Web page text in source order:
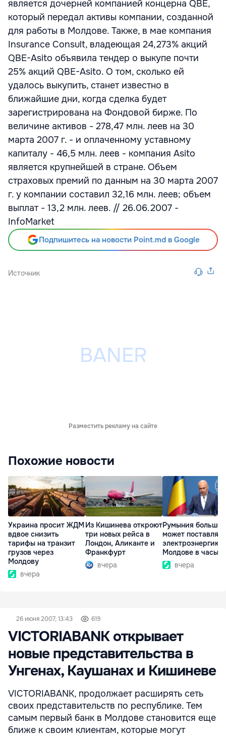
является дочерней компанией концерна QBE,
который передал активы компании, созданной
для работы в Молдове. Также, в мае компания
Insurance Consult, владеющая 24,273% акций
QBE-Asito объявила тендер о выкупе почти
25% акций QBE-Asito. О том, сколько ей
удалось выкупить, станет известно в
ближайшие дни, когда сделка будет
зарегистрирована на Фондовой бирже. По
величине активов - 278,47 млн. леев на 30
марта 2007 г. - и оплаченному уставному
капиталу - 46,5 млн. леев - компания Asito
является крупнейшей в стране. Объем
страховых премий по данным на 30 марта 2007
г. у компании составил 32,16 млн. леев; объем
выплат - 13,2 млн. леев. // 26.06.2007 -
InfoMarket
Подпишитесь на новости Point.md в Google
Источник
Разместить рекламу на сайте
Похожие новости
Украина просит ЖДМ
вдвое снизить
тарифы на транзит
грузов через
Молдову
вчера
Из Кишинева откроют
три новых рейса в
Лондон, Аликанте и
Франкфурт
вчера
Румыния больше
может поставлять
электроэнергию
Молдове в часы
вчера
26 июня 2007, 13:43 619
VICTORIABANK открывает
новые представительства в
Унгенах, Каушанах и Кишиневе
VICTORIABANK, продолжает расширять сеть
своих представительств по республике. Тем
самым первый банк в Молдове становится еще
ближе к своим клиентам, которые могут